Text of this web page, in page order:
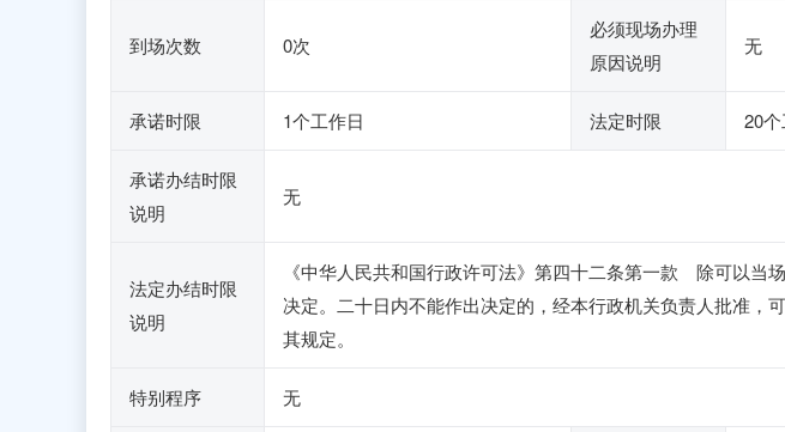
到场次数 0次
必须现场办理
原因说明
无
承诺时限 1个工作日 法定时限 20
承诺办结时限
说明
无
法定办结时限
说明
《中华人民共和国行政许可法》第四十二条第一款 除可以当
决定。二十日内不能作出决定的，经本行政机关负责人批准，
其规定。
特别程序 无